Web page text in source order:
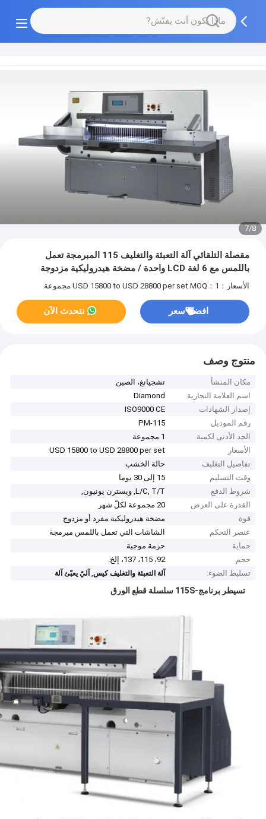
7/8
مقصلة التلقائي آلة التعبئة والتغليف 115 المبرمجة تعمل
باللمس مع 6 لغة LCD واحدة / مضخة هيدروليكية مزدوجة
الأسعار：USD 15800 to USD 28800 per set MOQ：1 مجموعة
افضل سعر نتحدث الآن
منتوج وصف
مكان المنشأ
تشجيانغ، الصين
اسم العلامة التجارية
Diamond
إصدار الشهادات
ISO9000 CE
رقم الموديل
PM-115
الحد الأدنى لكمية
1 مجموعة
الأسعار
USD 15800 to USD 28800 per set
تفاصيل التغليف
حالة الخشب
وقت التسليم
15 إلى 30 يوما
شروط الدفع
L/C, T/T, ويسترن يونيون,
القدرة على العرض
20 مجموعة لكلّ شهر
قوة
مضخة هيدروليكية مفرد أو مزدوج
عنصر التحكم
الشاشات التي تعمل باللمس مبرمجة
حماية
حزمة موجية
حجم
92، 115، 137، إلخ.
تسليط الضوء:
آلة التعبئة والتغليف كيس, آليّ يعبّئ آلة
تسيطر برنامج-115S سلسلة قطع الورق